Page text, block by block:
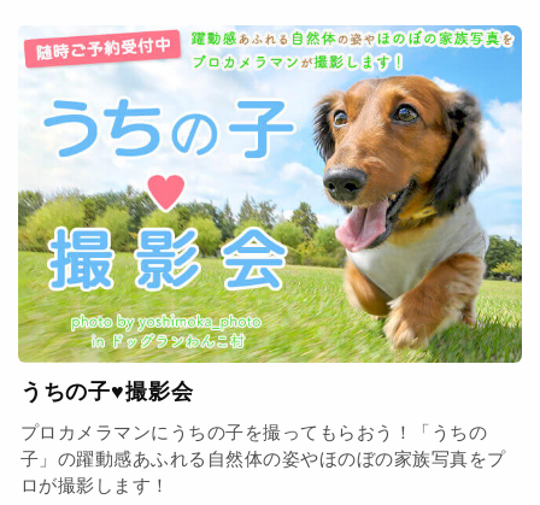
うちの子♥撮影会
プロカメラマンにうちの子を撮ってもらおう！「うちの
子」の躍動感あふれる自然体の姿やほのぼの家族写真をプ
ロが撮影します！